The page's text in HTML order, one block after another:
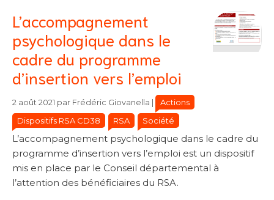
L’accompagnement
psychologique dans le
cadre du programme
d’insertion vers l’emploi
2 août 2021 par Frédéric Giovanella Catégories
Catégories
Actions
Dispositifs RSA CD38
RSA Société
L’accompagnement psychologique dans le cadre du
programme d’insertion vers l’emploi est un dispositif
mis en place par le Conseil départemental à
l’attention des bénéficiaires du RSA.